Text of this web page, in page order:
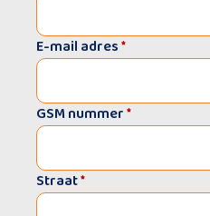
E-mail adres*
GSM nummer*
Straat*